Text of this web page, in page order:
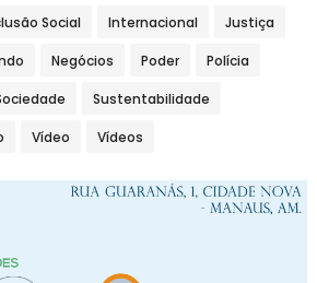
Social Internacional Justiça
Negócios Poder Polícia
Sustentabilidade
Vídeo Vídeos